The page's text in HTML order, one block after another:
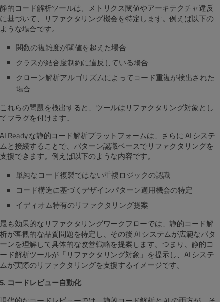
静的コード解析ツールは、メトリクス閾値やアーキテクチャ違反
に基づいて、リファクタリング機会を特定します。例えば以下の
ような場合です。
関数の複雑度が閾値を超えた場合
クラスが結合度制約に違反している場合
クローン解析アルゴリズムによってコード重複が検出された
場合
これらの問題を検出すると、ツールはリファクタリング対象とし
てフラグを付けます。
AI Ready な静的コード解析プラットフォームは、さらに AI システ
ムと接続することで、パターン認識ベースでリファクタリングを
支援できます。例えば以下のような内容です。
単純なコード複製ではない重複ロジックの認識
コード構造に基づくデザインパターン適用機会の特定
イディオム特有のリファクタリング提案
最も効果的なリファクタリングワークフローでは、静的コード解
析が客観的な品質問題を特定し、その後 AI システムが広範なパタ
ーンを理解して具体的な改善戦略を提案します。つまり、静的コ
ード解析ツールが「リファクタリング対象」を提示し、AI システ
ムが実際のリファクタリングを支援するイメージです。
5. コードレビュー自動化